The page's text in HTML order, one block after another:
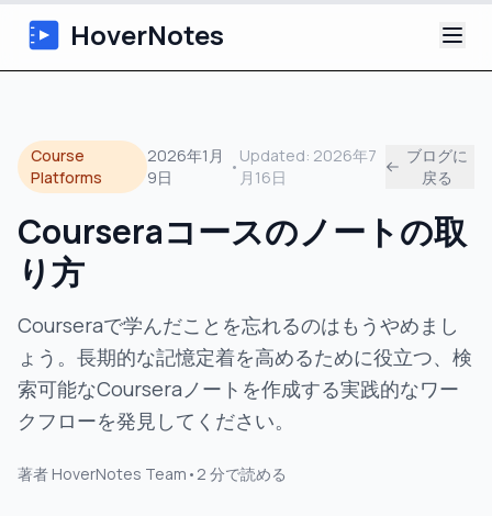
HoverNotes
Extension
AI動画ノート
について
ブログ
Course
Platforms
2026年1月
9日
•
Updated: 2026年7
月16日
ブログに
戻る
Courseraコースのノートの取
り方
Courseraで学んだことを忘れるのはもうやめまし
ょう。長期的な記憶定着を高めるために役立つ、検
索可能なCourseraノートを作成する実践的なワー
クフローを発見してください。
著者 HoverNotes Team • 2 分で読める